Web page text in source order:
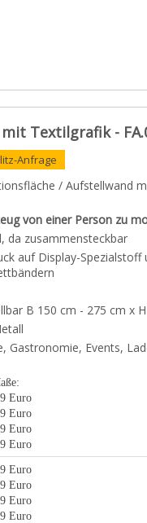
Textilgrafik -
Anfrage
/ Aufstellwand
von einer Person zu
da zusammensteckbar
auf Display-Spezialstoff
B 150 cm - 275 cm x
Gastronomie, Events,
Euro
Euro
Euro
Euro
Euro
Euro
Euro
Euro